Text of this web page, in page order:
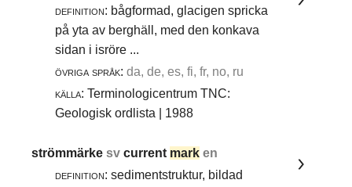
definition: bågformad, glacigen spricka
på yta av berghäll, med den konkava
sidan i isröre ...
övriga språk: da, de, es, fi, fr, no, ru
källa: Terminologicentrum TNC:
Geologisk ordlista | 1988
strömmärkesvcurrent mark en
definition: sedimentstruktur, bildad